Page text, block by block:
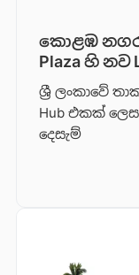
කොළඹ
Plaza හි නව
ශ්‍රී ලංකාවේ
Hub එකක් ලෙස
දෙසැම්